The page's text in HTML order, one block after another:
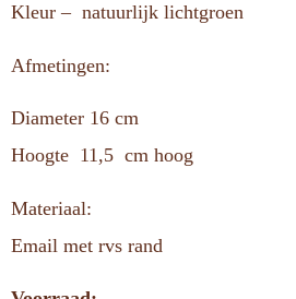
Kleur – natuurlijk lichtgroen
Afmetingen:
Diameter 16 cm
Hoogte 11,5 cm hoog
Materiaal:
Email met rvs rand